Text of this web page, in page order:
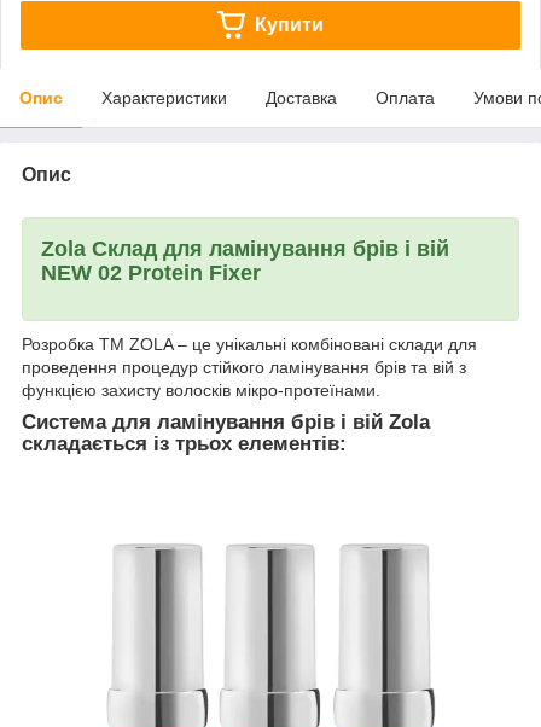
Купити
Опис Характеристики Доставка Оплата Умови
Опис
Zola Склад для ламінування брів і вій
NEW 02 Protein Fixer
Розробка ТМ ZOLA – це унікальні комбіновані склади для
проведення процедур стійкого ламінування брів та вій з
функцією захисту волосків мікро-протеїнами.
Система для ламінування брів і вій Zola
складається із трьох елементів: